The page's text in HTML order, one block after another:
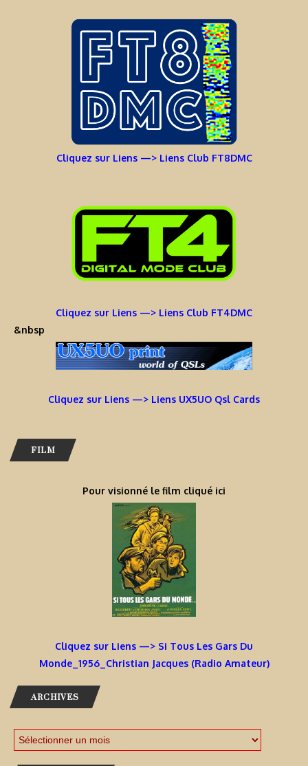
Cliquez sur Liens —> Liens Club FT8DMC
Cliquez sur Liens —> Liens Club FT4DMC
&nbsp
Cliquez sur Liens —> Liens UX5UO Qsl Cards
FILM
Pour visionné le film cliqué ici
Cliquez sur Liens —> Si Tous Les Gars Du
Monde_1956_Christian Jacques (Radio Amateur)
ARCHIVES